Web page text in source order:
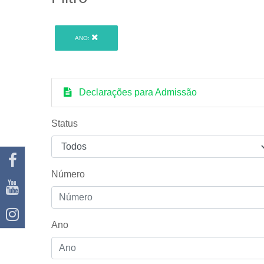
ANO:
Declarações para Admissão
Status
Número
Ano